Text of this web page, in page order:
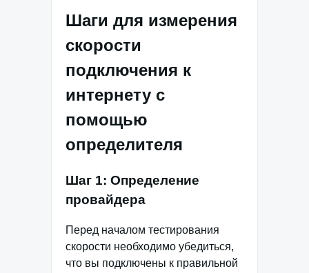
Шаги для измерения
скорости
подключения к
интернету с
помощью
определителя
Шаг 1: Определение
провайдера
Перед началом тестирования
скорости необходимо убедиться,
что вы подключены к правильной